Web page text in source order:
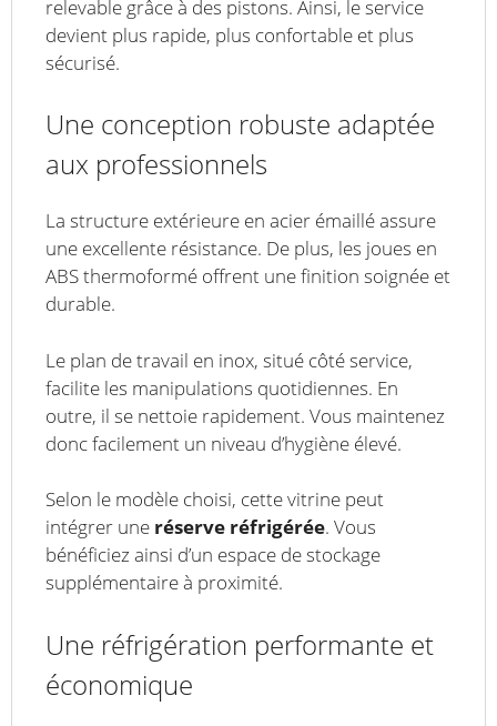
relevable grâce à des pistons. Ainsi, le service
devient plus rapide, plus confortable et plus
sécurisé.
Une conception robuste adaptée
aux professionnels
La structure extérieure en acier émaillé assure
une excellente résistance. De plus, les joues en
ABS thermoformé offrent une finition soignée et
durable.
Le plan de travail en inox, situé côté service,
facilite les manipulations quotidiennes. En
outre, il se nettoie rapidement. Vous maintenez
donc facilement un niveau d’hygiène élevé.
Selon le modèle choisi, cette vitrine peut
intégrer une réserve réfrigérée. Vous
bénéficiez ainsi d’un espace de stockage
supplémentaire à proximité.
Une réfrigération performante et
économique